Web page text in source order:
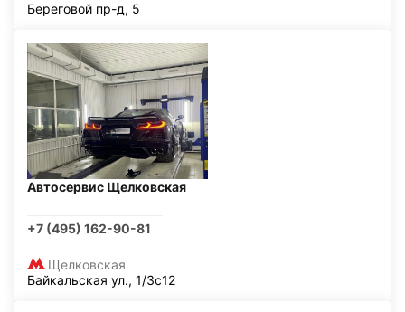
Береговой пр-д, 5
Автосервис Щелковская
+7 (495) 162-90-81
Щелковская
Байкальская ул., 1/3с12